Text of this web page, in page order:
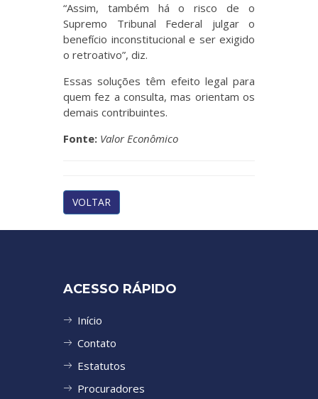
“Assim, também há o risco de o
Supremo Tribunal Federal julgar o
benefício inconstitucional e ser exigido
o retroativo”, diz.
Essas soluções têm efeito legal para
quem fez a consulta, mas orientam os
demais contribuintes.
Fonte: Valor Econômico
VOLTAR
ACESSO RÁPIDO
Início
Contato
Estatutos
Procuradores